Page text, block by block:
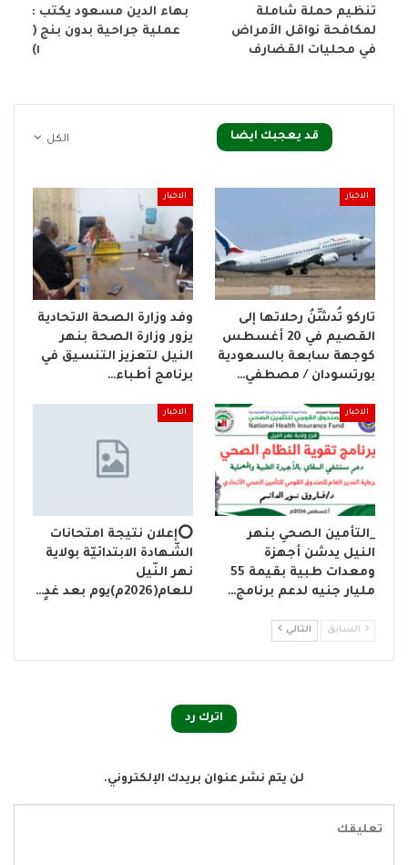
تنظيم حملة شاملة
لمكافحة نواقل الأمراض
في محليات القضارف
بهاء الدين مسعود يكتب :
عملية جراحية بدون بنج (
١)
الكل قد يعجبك ايضا
الاخبار
تاركو تُدشِّنُ رحلاتها إلى
القصيم في 20 أغسطس
كوجهة سابعة بالسعودية
بورتسودان / مصطفي…
الاخبار
وفد وزارة الصحة الاتحادية
يزور وزارة الصحة بنهر
النيل لتعزيز التنسيق في
برنامج أطباء…
الاخبار
_التأمين الصحي بنهر
النيل يدشن أجهزة
ومعدات طبية بقيمة 55
مليار جنيه لدعم برنامج…
الاخبار
⭕إعلان نتيجة امتحانات
الشّهادة الابتدائيّة بولاية
نهر النّيل
للعام(2026م)يوم بعد غدٍ…
السابق التالي
اترك رد
لن يتم نشر عنوان بريدك الإلكتروني.